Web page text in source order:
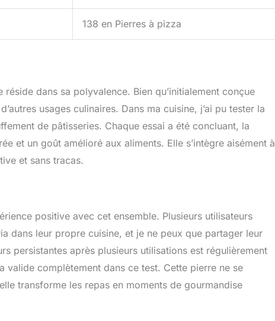
138 en Pierres à pizza
réside dans sa polyvalence. Bien qu’initialement conçue
usages culinaires. Dans ma cuisine, j’ai pu tester la
de pâtisseries. Chaque essai a été concluant, la
et un goût amélioré aux aliments. Elle s’intègre aisément à
et sans tracas.
positive avec cet ensemble. Plusieurs utilisateurs
dans leur propre cuisine, et je ne peux que partager leur
persistantes après plusieurs utilisations est régulièrement
valide complètement dans ce test. Cette pierre ne se
transforme les repas en moments de gourmandise